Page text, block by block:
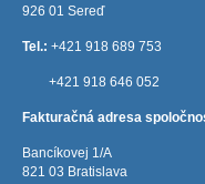
926 01 Sereď
Tel.: +421 918 689 753
+421 918 646 052
Fakturačná adresa
Bancíkovej 1/A
821 03 Bratislava